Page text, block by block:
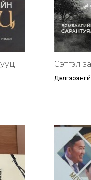
Сэтгэл
Дэлгэрэнгүй